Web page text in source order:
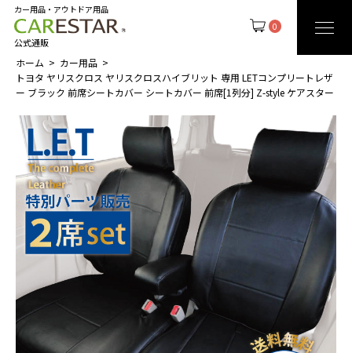
0
カー用品・アウトドア用品
公式通販
ホーム
カー用品
トヨタ ヤリスクロス ヤリスクロスハイブリット 専用 LETコンプリートレザ
ー ブラック 前席シートカバー シートカバー 前席[1列分] Z-style ケアスター